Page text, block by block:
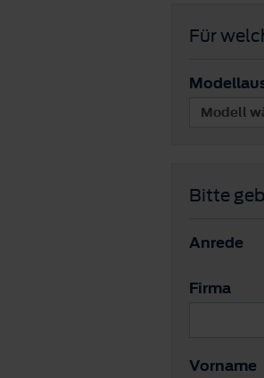
Für
Bitte
Anrede
Firma
Vorname